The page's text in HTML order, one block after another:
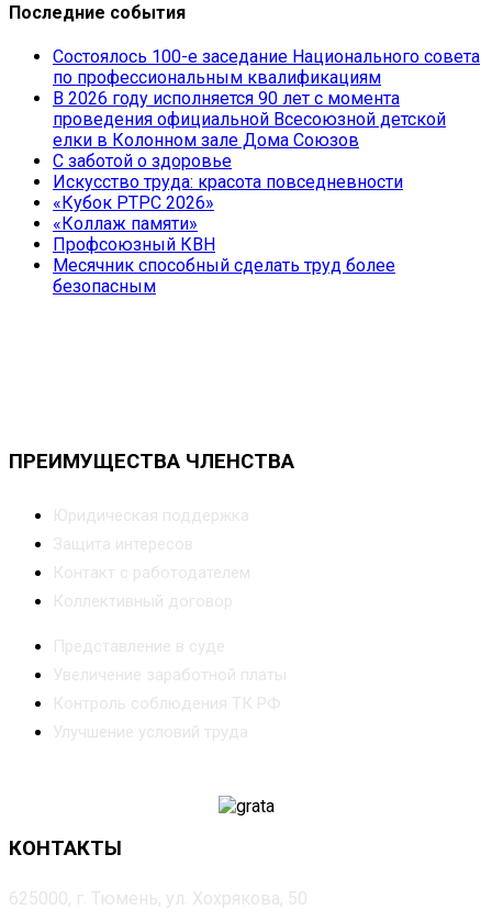
Последние события
Состоялось 100-е заседание Национального совета
по профессиональным квалификациям
В 2026 году исполняется 90 лет с момента
проведения официальной Всесоюзной детской
елки в Колонном зале Дома Союзов
С заботой о здоровье
Искусство труда: красота повседневности
«Кубок РТРС 2026»
«Коллаж памяти»
Профсоюзный КВН
Месячник способный сделать труд более
безопасным
ПРЕИМУЩЕСТВА ЧЛЕНСТВА
Юридическая поддержка
Защита интересов
Контакт с работодателем
Коллективный договор
Представление в суде
Увеличение заработной платы
Контроль соблюдения ТК РФ
Улучшение условий труда
КОНТАКТЫ
625000, г. Тюмень, ул. Хохрякова, 50